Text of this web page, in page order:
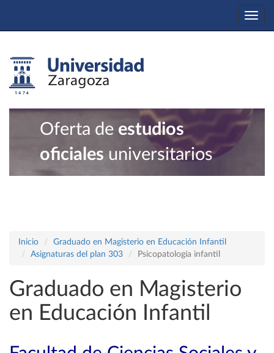
Oferta de estudios
oficiales universitarios
Inicio
Graduado en Magisterio en Educación Infantil
Asignaturas del plan 303
Psicopatología infantil
Graduado en Magisterio
en Educación Infantil